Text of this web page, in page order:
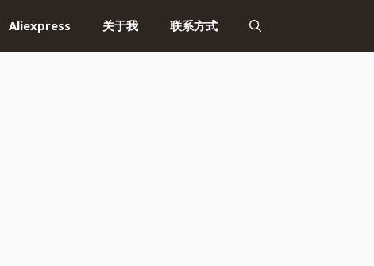
Aliexpress 关于我 联系方式